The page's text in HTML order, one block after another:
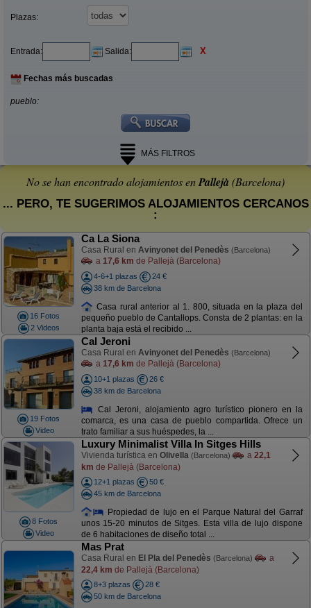
Plazas:
Entrada: Salida: X
Fechas más buscadas
pueblo:
MÁS FILTROS
No se han encontrado alojamientos enPallejà (Barcelona)
... PERO, TE SUGERIMOS ALOJAMIENTOS CERCANOS
:
16 Fotos
2 Videos
Ca La Siona
Casa Rural en Avinyonet del Penedès (Barcelona)
a 17,6 km de Pallejà (Barcelona)
4-6+1 plazas
24 €
38 km de Barcelona
Casa rural anterior al 1. 800, situada en la plaza del
pequeño pueblo de Cantallops. Consta de 2 plantas: en la
planta baja está el recibido ...
19 Fotos
Video
Cal Jeroni
Casa Rural en Avinyonet del Penedès (Barcelona)
a 17,6 km de Pallejà (Barcelona)
10+1 plazas
26 €
38 km de Barcelona
Cal Jeroni, alojamiento agro turístico pionero en la
comarca, es una casa de pueblo compartida. Ofrece un
trato familiar a sus huéspedes, la ...
8 Fotos
Video
Luxury Minimalist Villa In Sitges Hills
Vivienda turística en Olivella (Barcelona) a 22,1
km de Pallejà (Barcelona)
12+1 plazas
50 €
45 km de Barcelona
Propiedad de lujo en el Parque Natural del Garraf
unos 15-20 minutos de Sitges. Esta villa de lujo dispone
de 6 habitaciones de diseño total ...
Mas Prat
Casa Rural en El Pla del Penedès (Barcelona)
a
22,4 km de Pallejà (Barcelona)
8+3 plazas
28 €
50 km de Barcelona